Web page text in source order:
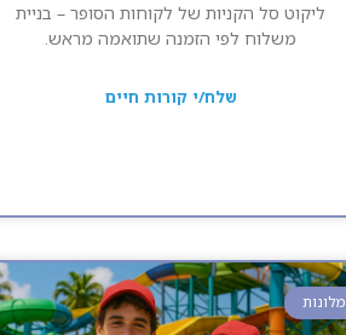
ליקוט סל הקניות של לקוחות הסופר – בניית
משלוח לפי הזמנה שתואמה מראש.
שלח/י קורות חיים
מלונות